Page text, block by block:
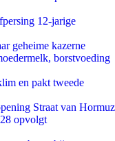
12-jarige
geheime kazerne
borstvoeding
en pakt tweede
Straat van Hormuz
opvolgt